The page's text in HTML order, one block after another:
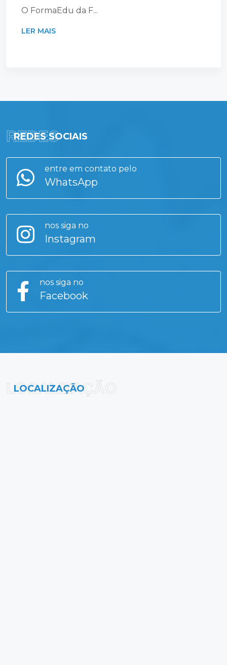
O FormaEdu da F...
LER MAIS
REDES SOCIAIS
REDES
entre em contato pelo
WhatsApp
nos siga no
Instagram
nos siga no
Facebook
LOCALIZAÇÃO
LOCALIZAÇÃO